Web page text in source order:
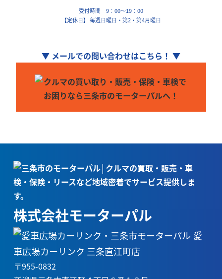
受付時間 9：00～19：00
【定休日】 毎週日曜日・第2・第4月曜日
▼ メールでの問い合わせはこちら！ ▼
株式会社モーターパル
愛
車広場カーリンク 三条直江町店
〒955-0832